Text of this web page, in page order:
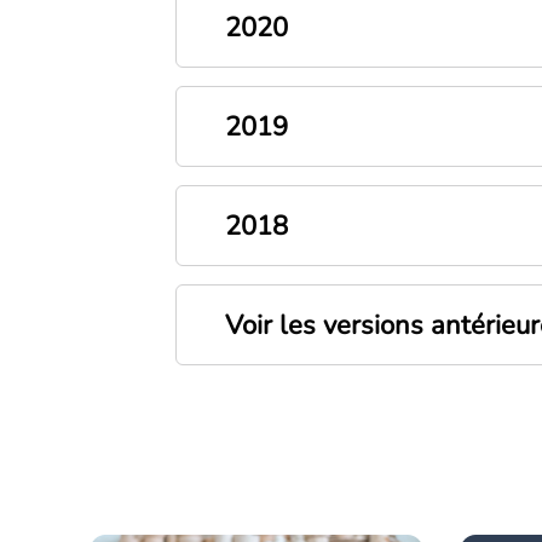
2020
2019
2018
Voir les versions